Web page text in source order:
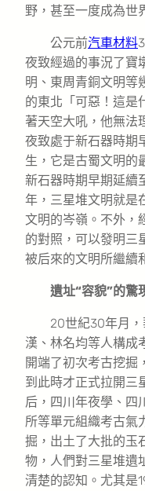
野，甚至一度成為世
公元前汽車材料
夜致經過的事況了寶
明、東周青銅文明等
的東北「可惡！這是
著天空大吼，他無法
夜致處于新石器時期
生，它是古蜀文明的
新石器時期早期延續
年，三星堆文明就是
文明的岑嶺。不外，
的對照，可以發明三
被后來的文明所繼續
遺址“容貌”的驚
20世紀30年月
漢、林名均等人構成
開端了初次考古挖掘
到此時才正式拉開三
后，四川年夜學、四
所等單元組織考古氣
掘，出土了大批的玉
物，人們對三星堆遺
清楚的認知。尤其是